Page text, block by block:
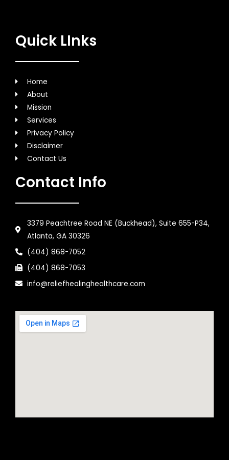
Quick LInks
Home
About
Mission
Services
Privacy Policy
Disclaimer
Contact Us
Contact Info
3379 Peachtree Road NE (Buckhead), Suite 655-P34,
Atlanta, GA 30326
(404) 868-7052
(404) 868-7053
info@reliefhealinghealthcare.com